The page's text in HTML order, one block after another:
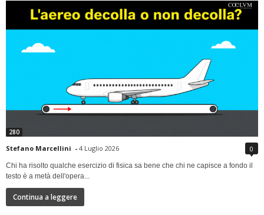
280
Stefano Marcellini - 4 Luglio 2026 0
Chi ha risolto qualche esercizio di fisica sa bene che chi ne capisce a fondo il
testo è a metà dell'opera...
Continua a leggere